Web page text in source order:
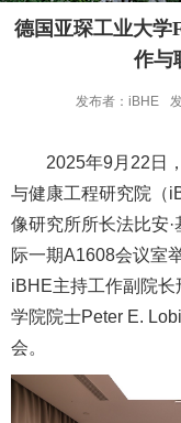
德国亚琛工业大学
作与
发布者：iBHE
2025年9月22日
与健康工程研究院（
像研究所所长法比安
际一期A1608会议室
iBHE主持工作副院
学院院士Peter E.
会。